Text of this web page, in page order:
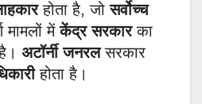
होता है, जोसर्वोच्च
मामलों मेंकेंद्र सरकारका
अटॉर्नी जनरलसरकार
होता है।